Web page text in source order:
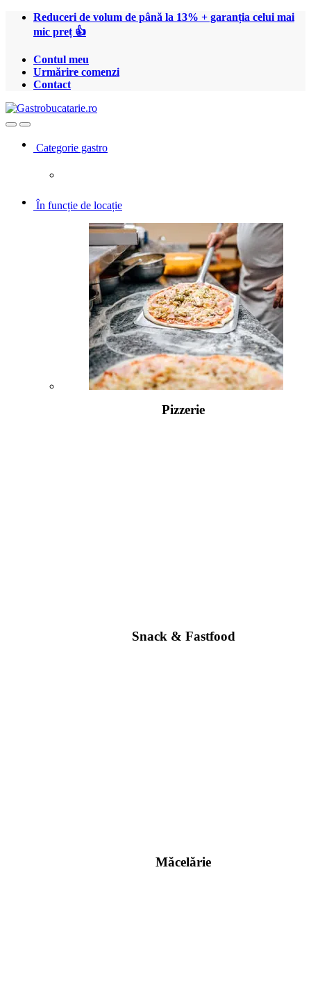
Treci
Treci
Reduceri de volum de până la 13% + garanția celui mai
mic preț 👍
Contul meu
Urmărire comenzi
Contact
OpenClose
Categorie gastro
În funcție de locație
Pizzerie
Snack & Fastfood
Măcelărie